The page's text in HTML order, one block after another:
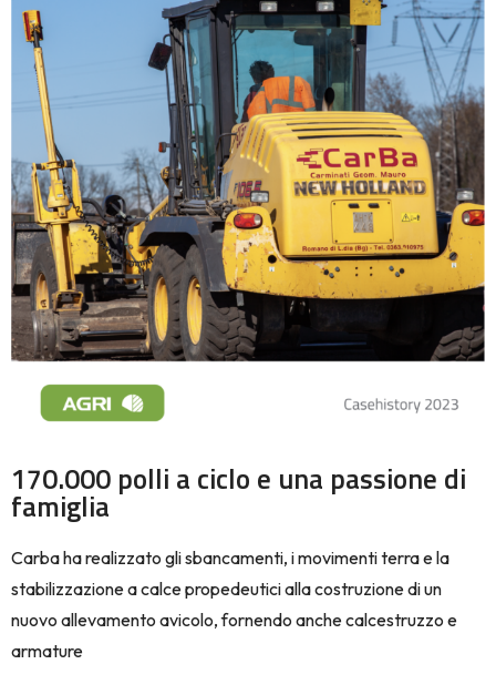
170.000 polli a ciclo e una passione di
famiglia
Carba ha realizzato gli sbancamenti, i movimenti terra e la
stabilizzazione a calce propedeutici alla costruzione di un
nuovo allevamento avicolo, fornendo anche calcestruzzo e
armature